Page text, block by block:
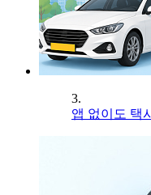
3.
앱 없이도 택